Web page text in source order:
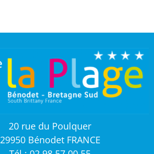
20 rue du Poulquer
29950 Bénodet FRANCE